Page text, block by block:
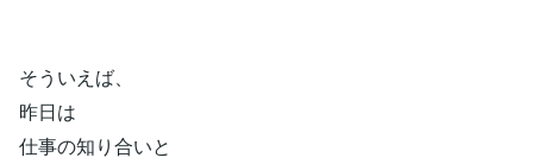
そういえば、
昨日は
仕事の知り合いと